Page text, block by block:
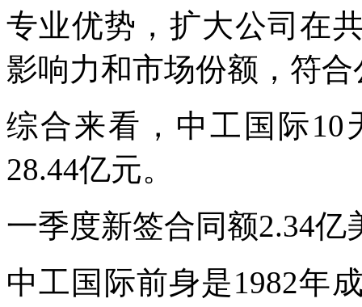
专业优势，扩大公司在
影响力和市场份额，符
综合来看，中工国际10
28.44亿元。
一季度新签合同额2.34亿
中工国际前身是1982年